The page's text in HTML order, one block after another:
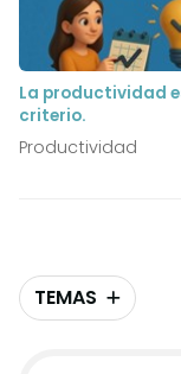
TEMAS
La productividad
criterio.
Productividad